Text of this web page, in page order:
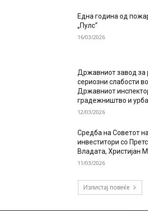
Една година од
„Пулс“
16/03/2026
Државниот завод за
сериозни слабости
Државниот
градежништво и
12/03/2026
Средба на Советот
инвеститори со
Владата, Христијан
11/03/2026
Излистај повеќе